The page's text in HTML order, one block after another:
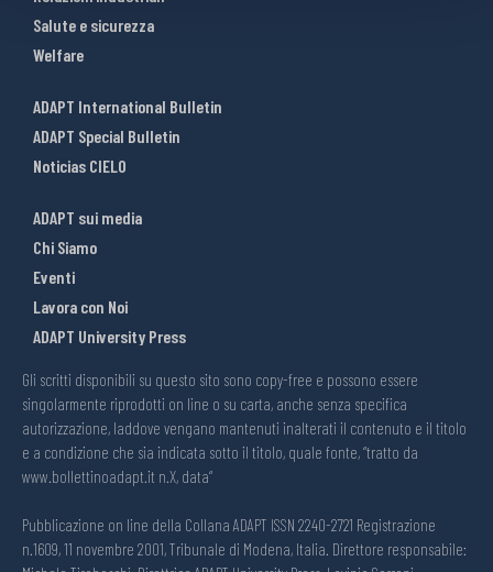
Salute e sicurezza
Welfare
ADAPT International Bulletin
ADAPT Special Bulletin
Noticias CIELO
ADAPT sui media
Chi Siamo
Eventi
Lavora con Noi
ADAPT University Press
Gli scritti disponibili su questo sito sono copy-free e possono essere
singolarmente riprodotti on line o su carta, anche senza specifica
autorizzazione, laddove vengano mantenuti inalterati il contenuto e il titolo
e a condizione che sia indicata sotto il titolo, quale fonte, “tratto da
www.bollettinoadapt.it n.X, data“
Pubblicazione on line della Collana ADAPT ISSN 2240-2721 Registrazione
n.1609, 11 novembre 2001, Tribunale di Modena, Italia. Direttore responsabile: